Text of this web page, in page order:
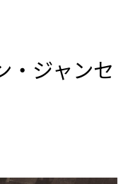
・ジャンセ